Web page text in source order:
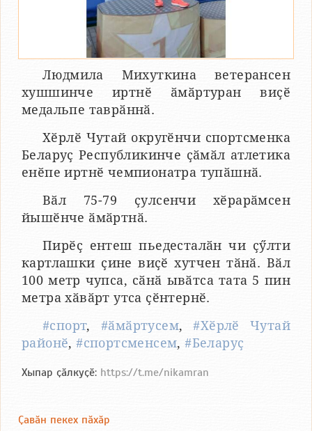
Людмила Михуткина ветерансен
хушшинче иртнӗ ӑмӑртуран виҫӗ
медальпе таврӑннӑ.
Хӗрлӗ Чутай округӗнчи спортсменка
Беларуҫ Республикинче ҫӑмӑл атлетика
енӗпе иртнӗ чемпионатра тупӑшнӑ.
Вӑл 75-79 ҫулсенчи хӗрарӑмсен
йышӗнче ӑмӑртнӑ.
Пирӗҫ ентеш пьедесталӑн чи ҫӳлти
картлашки ҫине виҫӗ хутчен тӑнӑ. Вӑл
100 метр чупса, сӑнӑ ывӑтса тата 5 пин
метра хӑвӑрт утса ҫӗнтернӗ.
#спорт, #ӑмӑртусем,#Хӗрлӗ Чутай
районӗ,#спортсменсем,#Беларуҫ
Хыпар ҫӑлкуҫӗ: https://t.me/nikamran
Ҫавӑн пекех пӑхӑр